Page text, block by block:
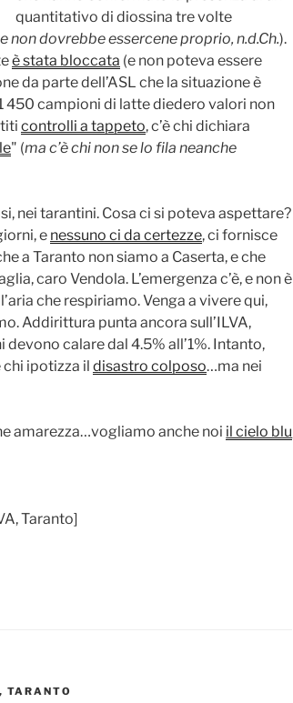
quantitativo di diossina tre volte
non dovrebbe essercene proprio, n.d.Ch.).
è stata bloccata (e non poteva essere
da parte dell’ASL che la situazione è
450 campioni di latte diedero valori non
controlli a tappeto, c’è chi dichiara
" (ma c’è chi non se lo fila neanche
nei tarantini. Cosa ci si poteva aspettare?
e nessuno ci da certezze, ci fornisce
a Taranto non siamo a Caserta, e che
caro Vendola. L’emergenza c’è, e non è
che respiriamo. Venga a vivere qui,
Addirittura punta ancora sull’ILVA,
calare dal 4.5% all’1%. Intanto,
chi ipotizza il disastro colposo…ma nei
amarezza…vogliamo anche noi il cielo blu
Taranto]
, TARANTO